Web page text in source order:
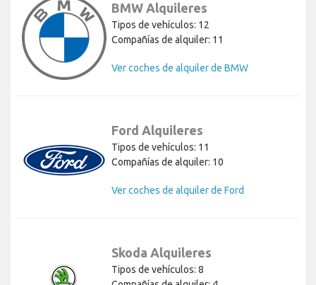
BMW Alquileres
Tipos de vehículos: 12
Compañías de alquiler: 11
Ver coches de alquiler de BMW
Ford Alquileres
Tipos de vehículos: 11
Compañías de alquiler: 10
Ver coches de alquiler de Ford
Skoda Alquileres
Tipos de vehículos: 8